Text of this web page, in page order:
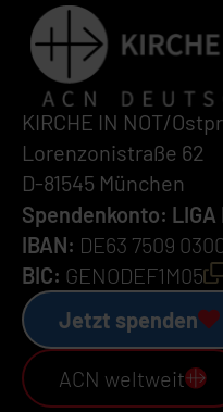
KIRCHE IN NOT/
Lorenzonistraße 62
D-81545 München
Spendenkonto: LIGA
IBAN: DE63 7509
BIC: GENODEF1M05
Jetzt spenden
ACN weltweit